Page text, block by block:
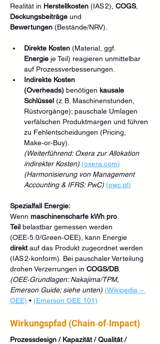
Realität in Herstellkosten (IAS 2), COGS,
Deckungsbeiträge und
Bewertungen (Bestände/NRV).
Direkte Kosten (Material, ggf.
Energie je Teil) reagieren unmittelbar
auf Prozessverbesserungen.
Indirekte Kosten
(Overheads) benötigen kausale
Schlüssel (z. B. Maschinenstunden,
Rüstvorgänge); pauschale Umlagen
verfälschen Produktmargen und führen
zu Fehlentscheidungen (Pricing,
Make‑or‑Buy).
(Weiterführend: Oxera zur Allokation
indirekter Kosten) (oxera.com)
(Harmonisierung von Management
Accounting & IFRS: PwC) (pwc.pl)
Spezialfall Energie:
Wenn maschinenscharfe kWh pro
Teil belastbar gemessen werden
(OEE‑5.0/Green‑OEE), kann Energie
direkt auf das Produkt zugeordnet werden
(IAS 2‑konform). Bei pauschaler Verteilung
drohen Verzerrungen in COGS/DB.
(OEE‑Grundlagen: Nakajima/TPM,
Emerson Guide; siehe unten) (Wikipedia –
OEE) • (Emerson OEE 101)
Wirkungspfad (Chain‑of‑Impact)
Prozessdesign / Kapazität / Qualität /